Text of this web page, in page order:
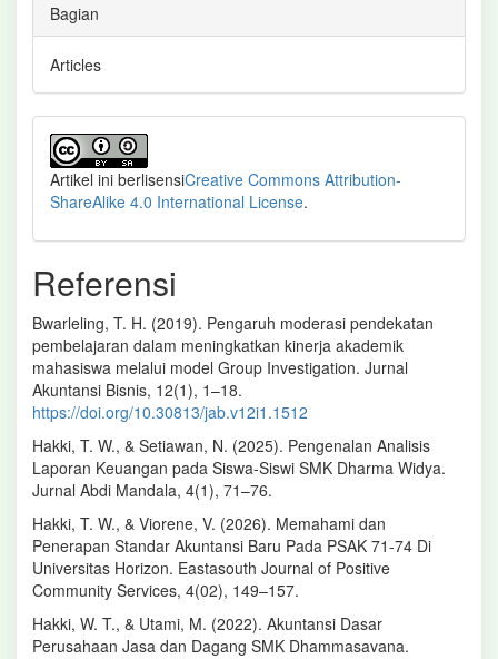
Bagian
Articles
Artikel ini berlisensiCreative Commons Attribution-
ShareAlike 4.0 International License.
Referensi
Bwarleling, T. H. (2019). Pengaruh moderasi pendekatan
pembelajaran dalam meningkatkan kinerja akademik
mahasiswa melalui model Group Investigation. Jurnal
Akuntansi Bisnis, 12(1), 1–18.
https://doi.org/10.30813/jab.v12i1.1512
Hakki, T. W., & Setiawan, N. (2025). Pengenalan Analisis
Laporan Keuangan pada Siswa-Siswi SMK Dharma Widya.
Jurnal Abdi Mandala, 4(1), 71–76.
Hakki, T. W., & Viorene, V. (2026). Memahami dan
Penerapan Standar Akuntansi Baru Pada PSAK 71-74 Di
Universitas Horizon. Eastasouth Journal of Positive
Community Services, 4(02), 149–157.
Hakki, W. T., & Utami, M. (2022). Akuntansi Dasar
Perusahaan Jasa dan Dagang SMK Dhammasavana.